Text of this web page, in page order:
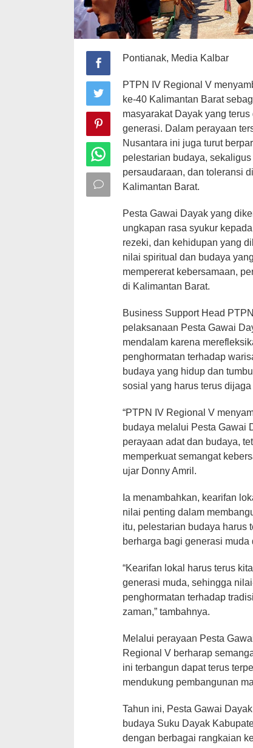
Pontianak, Media Kalbar
PTPN IV Regional V
ke-40 Kalimantan Barat
masyarakat Dayak yang
generasi. Dalam perayaan
Nusantara ini juga turut
pelestarian budaya,
persaudaraan, dan toleransi
Kalimantan Barat.
Pesta Gawai Dayak yang
ungkapan rasa syukur
rezeki, dan kehidupan yang
nilai spiritual dan budaya
mempererat kebersamaan,
di Kalimantan Barat.
Business Support Head
pelaksanaan Pesta Gawai
mendalam karena
penghormatan terhadap
budaya yang hidup dan
sosial yang harus terus
“PTPN IV Regional V
budaya melalui Pesta Gawai
perayaan adat dan budaya,
memperkuat semangat
ujar Donny Amril.
Ia menambahkan, kearifan
nilai penting dalam
itu, pelestarian budaya harus
berharga bagi generasi muda
“Kearifan lokal harus terus
generasi muda, sehingga
penghormatan terhadap
zaman,” tambahnya.
Melalui perayaan Pesta
Regional V berharap
ini terbangun dapat terus
mendukung pembangunan
Tahun ini, Pesta Gawai
budaya Suku Dayak
dengan berbagai rangkaian